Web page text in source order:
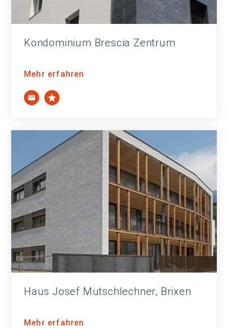
Kondominium Brescia Zentrum
Mehr erfahren
Haus Josef Mutschlechner, Brixen
Mehr erfahren